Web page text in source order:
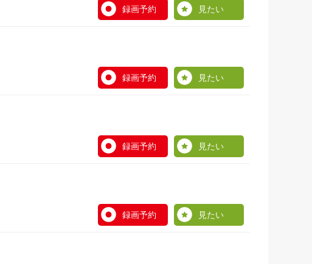
録画予約 見たい
録画予約 見たい
録画予約 見たい
録画予約 見たい